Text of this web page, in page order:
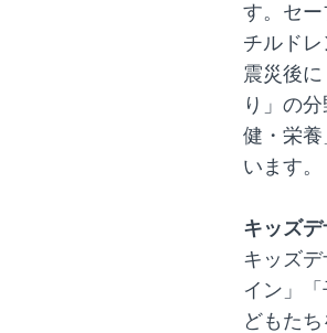
す。セ
チルド
震災後
り」の
健・栄
います。
キッズ
キッズ
イン」
どもた